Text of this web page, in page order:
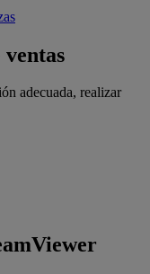
adecuada, realizar